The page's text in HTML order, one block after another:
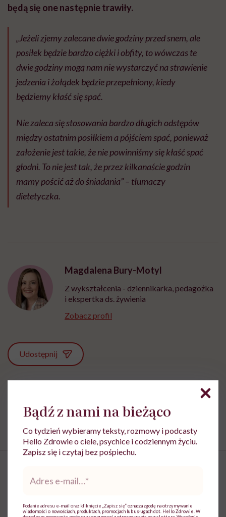
będą się one następnie trawiły.
„Jeżeli zjemy zalecane dwie godziny przed snem, ale
posiłek będzie bardzo ciężki i obfity, to wówczas te
dwie godziny mogą nam nie wystarczyć na strawienie
jedzenia i żołądek będzie przepełniony, kiedy
będziemy kłaść się spać.
Nie zaleca się stosowania bardzo długich odstępów
między ostatnim posiłkiem a pójściem spać, ponieważ
założenie jest takie, że nie powinniśmy się kłaść spać
głodni. To nie jest tak, że przez kilkanaście godzin
mamy pościć aż do śniadania” – tłumaczy
dietetyczka.
Magdalena Bury-Motyl
Z wykształcenia - dziennikarka, pedagożka
i ekspertka ds. żywienia
Zobacz profil
Udostępnij
zdrowa dieta żywienie
„Sen to fundament regulacji
Bądź z nami na bieżąco
Co tydzień wybieramy teksty, rozmowy i podcasty
Hello Zdrowie o ciele, psychice i codziennym życiu.
Zapisz się i czytaj bez pośpiechu.
*
Podanie adresu e-mail oraz kliknięcie „Zapisz się” oznacza zgodę na otrzymywanie
wiadomości o nowościach, produktach, promocjach lub usługach dot. Hello Zdrowie. W